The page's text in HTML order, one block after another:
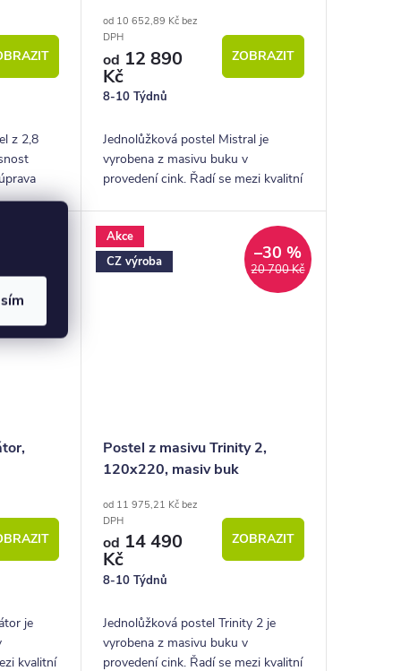
z 2,8
od 10 652,89 Kč bez
DPH
od 12 890
Kč
8-10 Týdnů
ZOBRAZIT
Jednolůžková postel Mistral je
vyrobena z masivu buku v
provedení cink. Řadí se mezi kvalitní
oceníte zejména velkou...
Kč
je
kvalitní
Akce
CZ výroba
20 700 Kč
–30 %
Postel z masivu Trinity 2,
120x220, masiv buk
od 11 975,21 Kč bez
DPH
od 14 490
Kč
8-10 Týdnů
ZOBRAZIT
Jednolůžková postel Trinity 2 je
vyrobena z masivu buku v
provedení cink. Řadí se mezi kvalitní